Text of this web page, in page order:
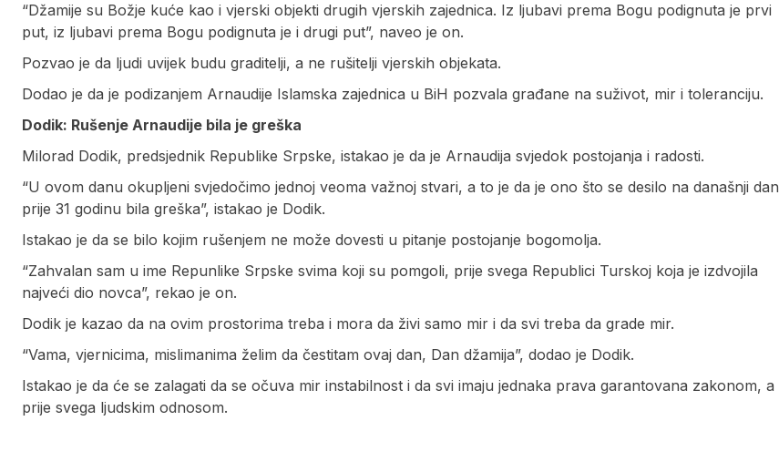
“Džamije su Božje kuće kao i vjerski objekti drugih vjerskih zajednica. Iz ljubavi prema Bogu podignuta je prvi
put, iz ljubavi prema Bogu podignuta je i drugi put”, naveo je on.
Pozvao je da ljudi uvijek budu graditelji, a ne rušitelji vjerskih objekata.
Dodao je da je podizanjem Arnaudije Islamska zajednica u BiH pozvala građane na suživot, mir i toleranciju.
Dodik: Rušenje Arnaudije bila je greška
Milorad Dodik, predsjednik Republike Srpske, istakao je da je Arnaudija svjedok postojanja i radosti.
“U ovom danu okupljeni svjedočimo jednoj veoma važnoj stvari, a to je da je ono što se desilo na današnji dan
prije 31 godinu bila greška”, istakao je Dodik.
Istakao je da se bilo kojim rušenjem ne može dovesti u pitanje postojanje bogomolja.
“Zahvalan sam u ime Repunlike Srpske svima koji su pomgoli, prije svega Republici Turskoj koja je izdvojila
najveći dio novca”, rekao je on.
Dodik je kazao da na ovim prostorima treba i mora da živi samo mir i da svi treba da grade mir.
“Vama, vjernicima, mislimanima želim da čestitam ovaj dan, Dan džamija”, dodao je Dodik.
Istakao je da će se zalagati da se očuva mir instabilnost i da svi imaju jednaka prava garantovana zakonom, a
prije svega ljudskim odnosom.